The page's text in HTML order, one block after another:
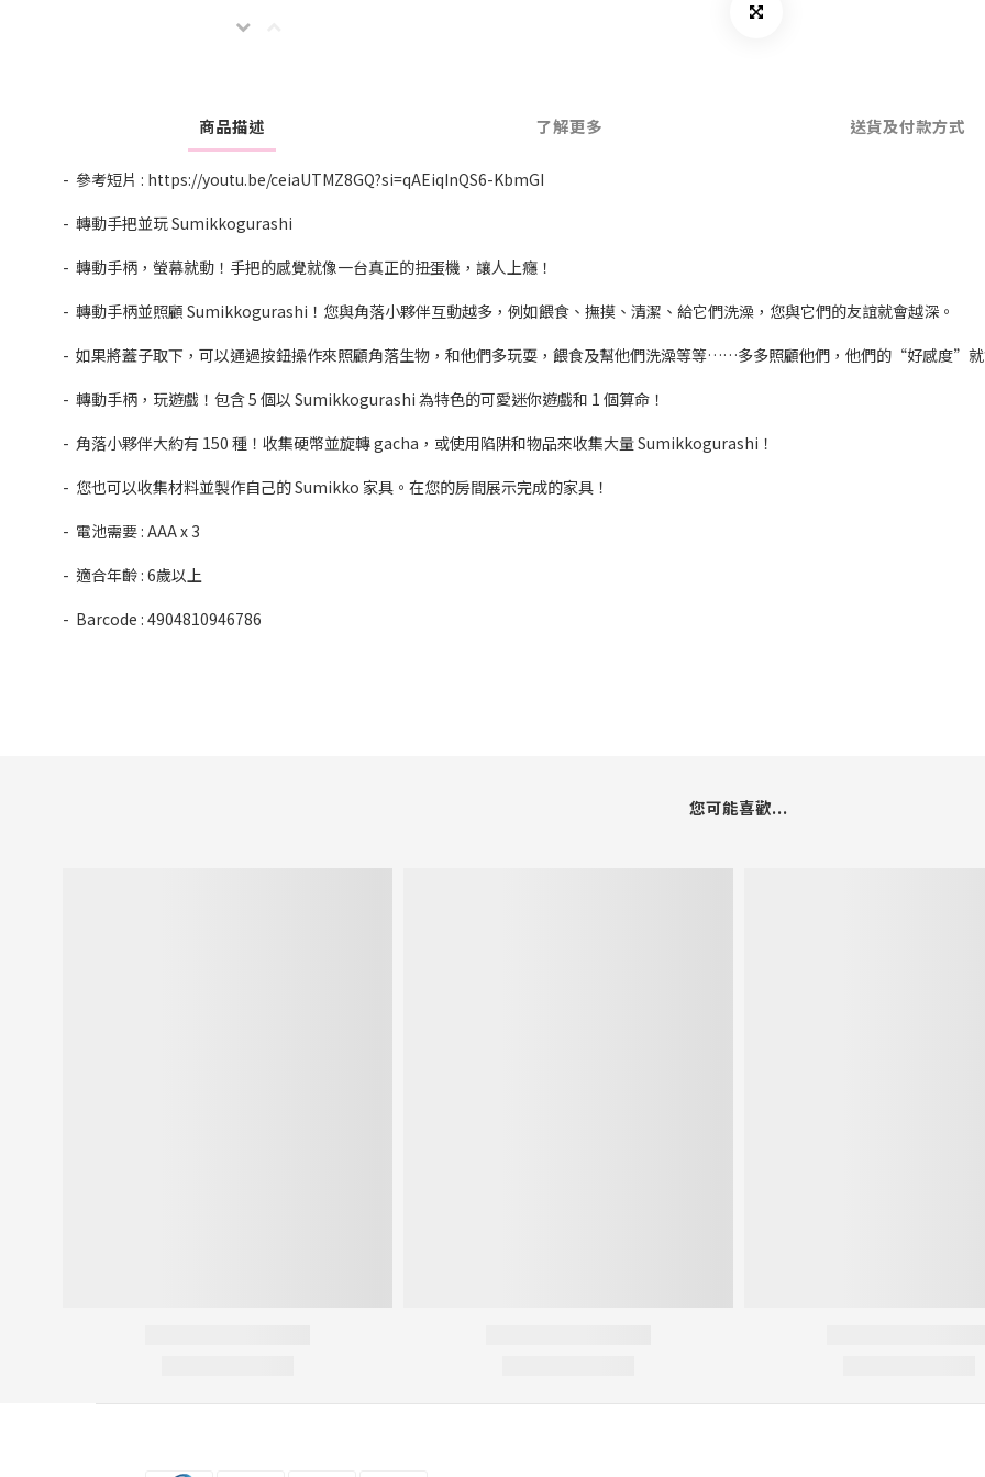
商品描述 了解更多 送貨及付款方式
- 參考短片 : https://youtu.be/ceiaUTMZ8GQ?si=qAEiqInQS6-KbmGI
- 轉動手把並玩 Sumikkogurashi
- 轉動手柄，螢幕就動！手把的感覺就像一台真正的扭蛋機，讓人上癮！
- 轉動手柄並照顧 Sumikkogurashi！您與角落小夥伴互動越多，例如餵食、撫摸、清潔、給它們洗澡，您與它們的友誼就會越深。
- 如果將蓋子取下，可以通過按鈕操作來照顧角落生物，和他們多玩耍，餵食及幫他們洗澡等等……多多照顧他們，他們的“好感度”
- 轉動手柄，玩遊戲！包含 5 個以 Sumikkogurashi 為特色的可愛迷你遊戲和 1 個算命！
- 角落小夥伴大約有 150 種！收集硬幣並旋轉 gacha，或使用陷阱和物品來收集大量 Sumikkogurashi！
- 您也可以收集材料並製作自己的 Sumikko 家具。在您的房間展示完成的家具！
- 電池需要 : AAA x 3
- 適合年齡 : 6歲以上
- Barcode : 4904810946786
您可能喜歡...